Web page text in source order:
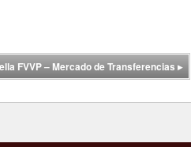
FVVP – Mercado de Transferencias ▸